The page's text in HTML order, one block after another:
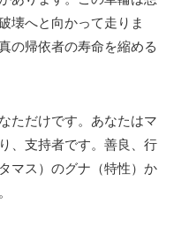
壊へと向かって走りま
の帰依者の寿命を縮める
ただけです。あなたはマ
、支持者です。善良、行
マス）のグナ（特性）か